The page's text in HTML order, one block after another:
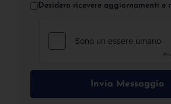
Desidero ricevere aggiornamenti e
Invia Messaggio